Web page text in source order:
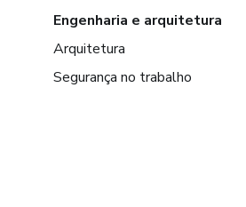
Engenharia e arquitetura
Arquitetura
Segurança no trabalho